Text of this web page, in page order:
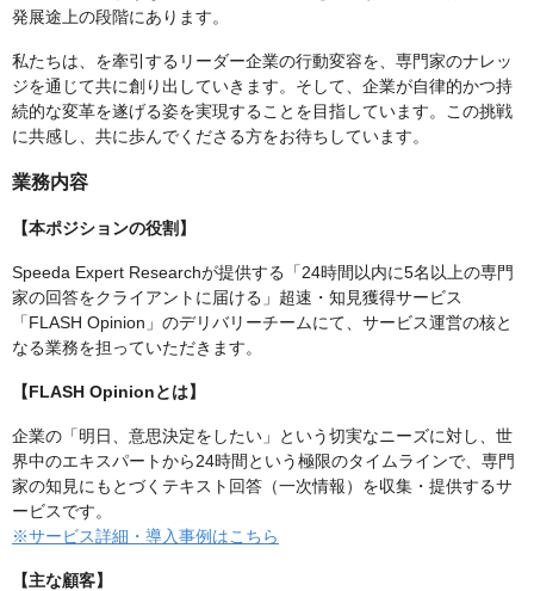
発展途上の段階にあります。
私たちは、を牽引するリーダー企業の行動変容を、専門家のナレッ
ジを通じて共に創り出していきます。そして、企業が自律的かつ持
続的な変革を遂げる姿を実現することを目指しています。この挑戦
に共感し、共に歩んでくださる方をお待ちしています。
業務内容
【本ポジションの役割】
Speeda Expert Researchが提供する「24時間以内に5名以上の専門
家の回答をクライアントに届ける」超速・知見獲得サービス
「FLASH Opinion」のデリバリーチームにて、サービス運営の核と
なる業務を担っていただきます。
【FLASH Opinionとは】
企業の「明日、意思決定をしたい」という切実なニーズに対し、世
界中のエキスパートから24時間という極限のタイムラインで、専門
家の知見にもとづくテキスト回答（一次情報）を収集・提供するサ
ービスです。
※サービス詳細・導入事例はこちら
【主な顧客】